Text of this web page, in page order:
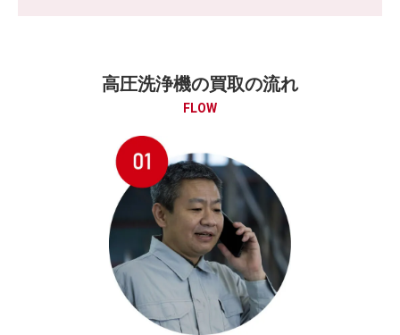
高圧洗浄機の買取の流れ
FLOW